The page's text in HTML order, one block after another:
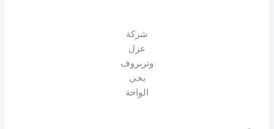
شركة
عزل
وتربروف
بحي
الواحة